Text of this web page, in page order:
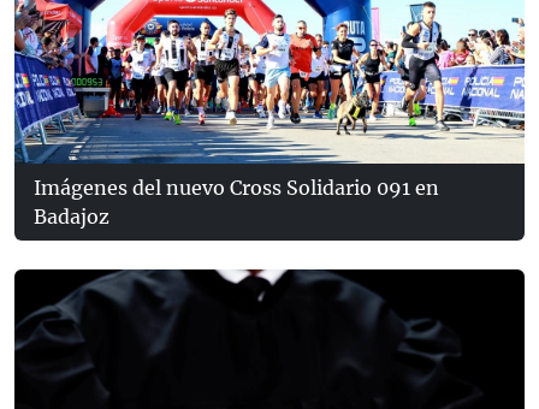
Imágenes del nuevo Cross Solidario 091 en
Badajoz